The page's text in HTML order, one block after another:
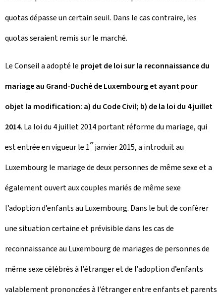
quotas dépasse un certain seuil. Dans le cas contraire, les
quotas seraient remis sur le marché.
Le Conseil a adopté le projet de loi sur la reconnaissance du
mariage au Grand-Duché de Luxembourg et ayant pour
objet la modification: a) du Code Civil; b) de la loi du 4 juillet
2014. La loi du 4 juillet 2014 portant réforme du mariage, qui
est entrée en vigueur le 1er janvier 2015, a introduit au
Luxembourg le mariage de deux personnes de même sexe et a
également ouvert aux couples mariés de même sexe
l’adoption d’enfants au Luxembourg. Dans le but de conférer
une situation certaine et prévisible dans les cas de
reconnaissance au Luxembourg de mariages de personnes de
même sexe célébrés à l’étranger et de l’adoption d’enfants
valablement prononcées à l’étranger entre enfants et parents